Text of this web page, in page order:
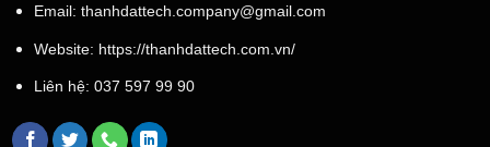
Email: thanhdattech.company@gmail.com
Website: https://thanhdattech.com.vn/
Liên hệ: 037 597 99 90